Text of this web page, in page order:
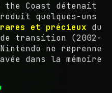
the Coast détenait
quelques-uns
et précieux du
transition (2002-
ne reprenne
dans la mémoire